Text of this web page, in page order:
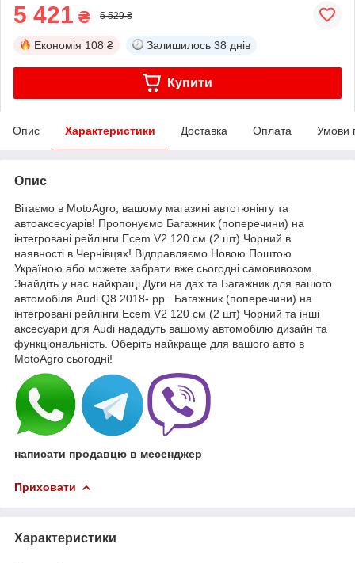
5 421 ₴ 5 529 ₴
Економія 108 ₴ Залишилось 38 днів
Купити
Опис Характеристики Доставка Оплата Умови
Опис
Вітаємо в MotoAgro, вашому магазині автотюнінгу та
автоаксесуарів! Пропонуємо Багажник (поперечини) на
інтегровані рейлінги Ecem V2 120 см (2 шт) Чорний в
наявності в Чернівцях! Відправляємо Новою Поштою
Україною або можете забрати вже сьогодні самовивозом.
Знайдіть у нас найкращі Дуги на дах та Багажник для вашого
автомобіля Audi Q8 2018- рр.. Багажник (поперечини) на
інтегровані рейлінги Ecem V2 120 см (2 шт) Чорний та інші
аксесуари для Audi нададуть вашому автомобілю дизайн та
функціональність. Оберіть найкраще для вашого авто в
MotoAgro сьогодні!
написати продавцю в месенджер
Приховати
Характеристики